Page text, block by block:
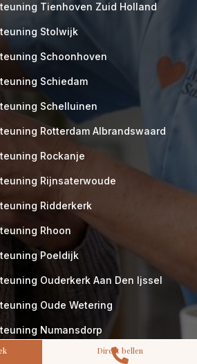
M
op!
gezichten
Tienhoven Zuid Holland
Stolwijk
Schoonhoven
Schiedam
Schelluinen
Rotterdam Albrandswaard
Rockanje
Rijnsaterwoude
Ridderkerk
Rhoon
Poeldijk
Ouderkerk Aan Den Ijssel
Oude Wetering
Numansdorp
Mookhoek 
Direct bellen